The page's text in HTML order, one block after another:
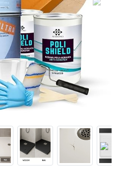
Next